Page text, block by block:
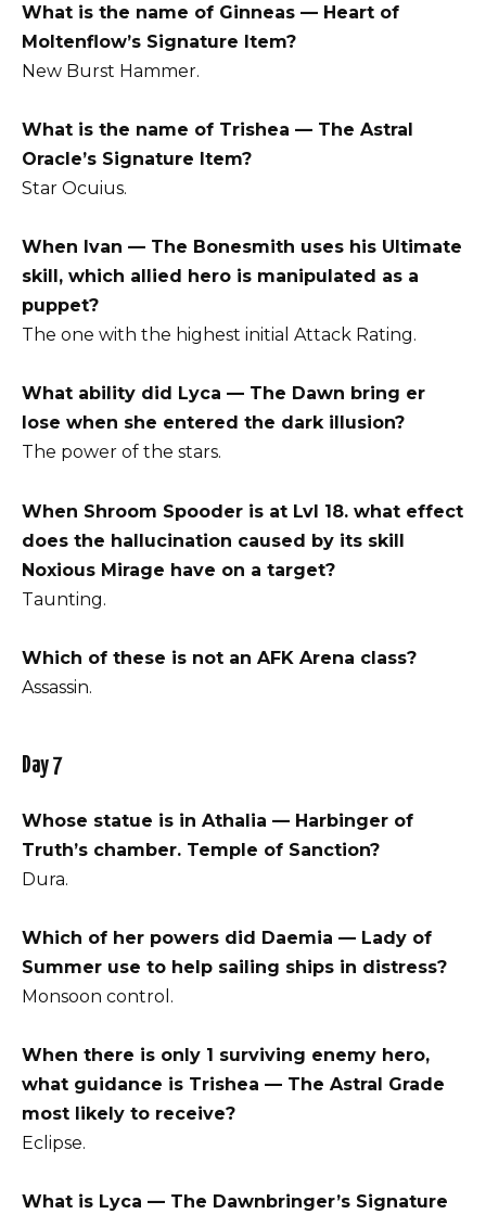
What is the name of Ginneas — Heart of
Moltenflow’s Signature Item?
New Burst Hammer.
What is the name of Trishea — The Astral
Oracle’s Signature Item?
Star Ocuius.
When Ivan — The Bonesmith uses his Ultimate
skill, which allied hero is manipulated as a
puppet?
The one with the highest initial Attack Rating.
What ability did Lyca — The Dawn bring er
lose when she entered the dark illusion?
The power of the stars.
When Shroom Spooder is at Lvl 18. what effect
does the hallucination caused by its skill
Noxious Mirage have on a target?
Taunting.
Which of these is not an AFK Arena class?
Assassin.
Day 7
Whose statue is in Athalia — Harbinger of
Truth’s chamber. Temple of Sanction?
Dura.
Which of her powers did Daemia — Lady of
Summer use to help sailing ships in distress?
Monsoon control.
When there is only 1 surviving enemy hero,
what guidance is Trishea — The Astral Grade
most likely to receive?
Eclipse.
What is Lyca — The Dawnbringer’s Signature